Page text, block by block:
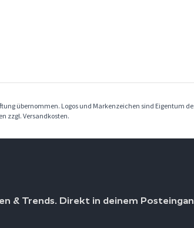
übernommen. Logos und Markenzeichen sind Eigentum
zzgl. Versandkosten.
& Trends. Direkt in deinem